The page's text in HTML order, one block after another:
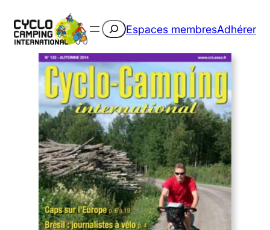
Rechercher
Espaces membresAdhérer